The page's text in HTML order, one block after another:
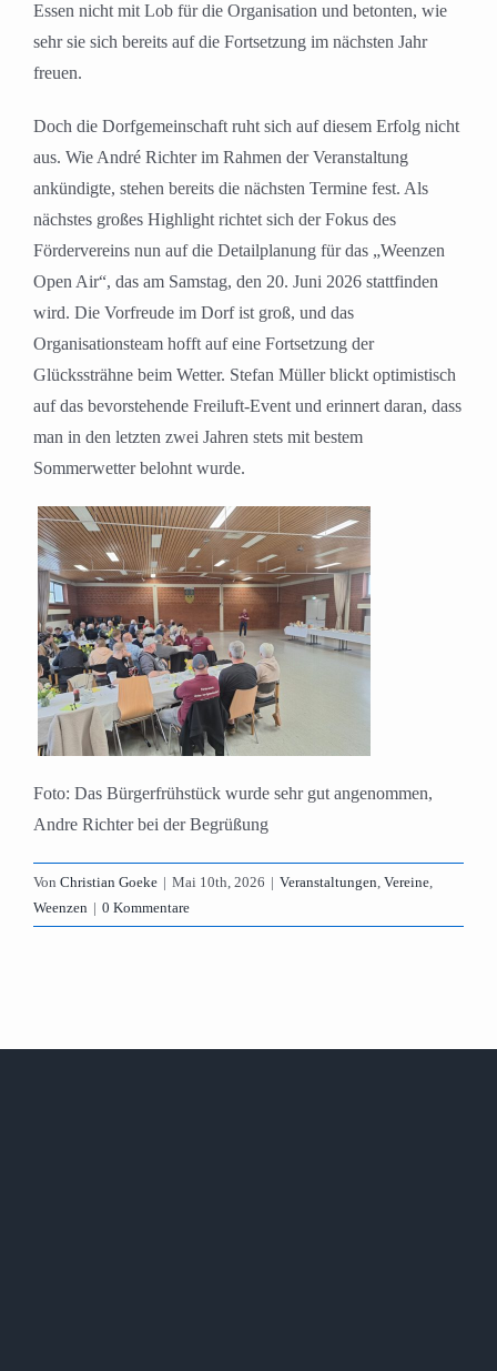
Essen nicht mit Lob für die Organisation und betonten, wie
sehr sie sich bereits auf die Fortsetzung im nächsten Jahr
freuen.
Doch die Dorfgemeinschaft ruht sich auf diesem Erfolg nicht
aus. Wie André Richter im Rahmen der Veranstaltung
ankündigte, stehen bereits die nächsten Termine fest. Als
nächstes großes Highlight richtet sich der Fokus des
Fördervereins nun auf die Detailplanung für das „Weenzen
Open Air“, das am Samstag, den 20. Juni 2026 stattfinden
wird. Die Vorfreude im Dorf ist groß, und das
Organisationsteam hofft auf eine Fortsetzung der
Glückssträhne beim Wetter. Stefan Müller blickt optimistisch
auf das bevorstehende Freiluft-Event und erinnert daran, dass
man in den letzten zwei Jahren stets mit bestem
Sommerwetter belohnt wurde.
Foto: Das Bürgerfrühstück wurde sehr gut angenommen,
Andre Richter bei der Begrüßung
Von Christian Goeke | Mai 10th, 2026 | Veranstaltungen, Vereine,
Weenzen | 0 Kommentare